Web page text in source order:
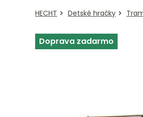
HECHT Detské hračky
Doprava zadarmo